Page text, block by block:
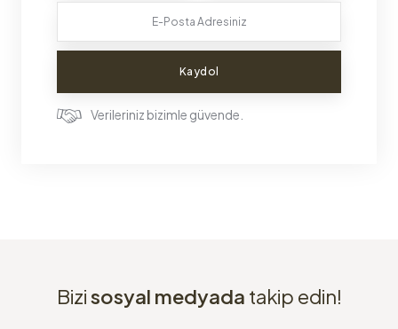
Kaydol
Verileriniz bizimle güvende.
Bizisosyal medyada takip edin!